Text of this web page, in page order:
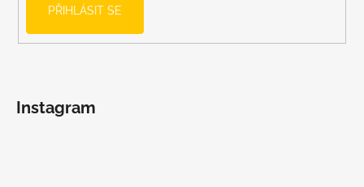
PŘIHLÁSIT SE
Instagram